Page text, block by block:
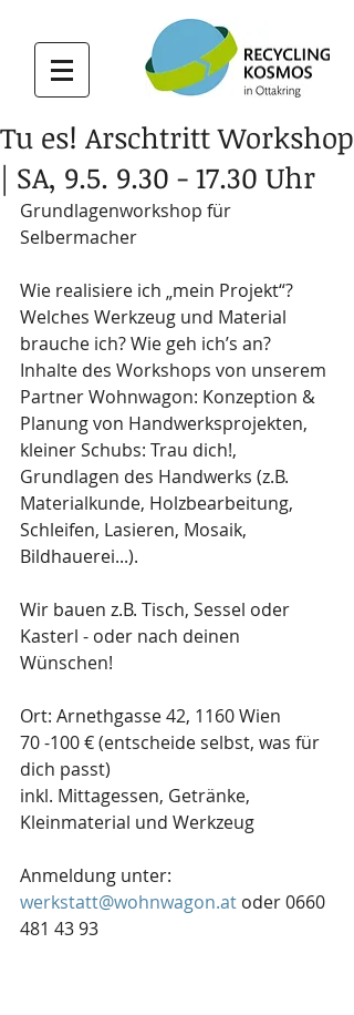
Tu es! Arschtritt Workshop
| SA, 9.5. 9.30 - 17.30 Uhr
Grundlagenworkshop für
Selbermacher
Wie realisiere ich „mein Projekt“?
Welches Werkzeug und Material
brauche ich? Wie geh ich’s an?
Inhalte des Workshops von unserem
Partner Wohnwagon: Konzeption &
Planung von Handwerksprojekten,
kleiner Schubs: Trau dich!,
Grundlagen des Handwerks (z.B.
Materialkunde, Holzbearbeitung,
Schleifen, Lasieren, Mosaik,
Bildhauerei...).
Wir bauen z.B. Tisch, Sessel oder
Kasterl - oder nach deinen
Wünschen!
Ort: Arnethgasse 42, 1160 Wien
70 -100 € (entscheide selbst, was für
dich passt)
inkl. Mittagessen, Getränke,
Kleinmaterial und Werkzeug
Anmeldung unter:
werkstatt@wohnwagon.at oder 0660
481 43 93